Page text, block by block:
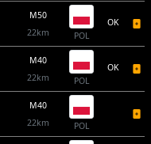
M50
22km
POL
OK
M40
22km
POL
OK
M40
22km
POL